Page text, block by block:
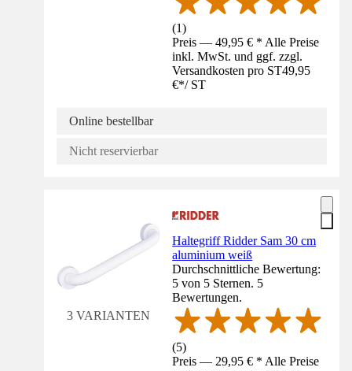
(1)
Preis — 49,95 € * Alle Preise
inkl. MwSt. und ggf. zzgl.
Versandkosten pro ST49,95
€*/ ST
Online bestellbar
Nicht reservierbar
3 VARIANTEN
Haltegriff Ridder Sam 30 cm
aluminium weiß
Durchschnittliche Bewertung:
5 von 5 Sternen. 5
Bewertungen.
(5)
Preis — 29,95 € * Alle Preise